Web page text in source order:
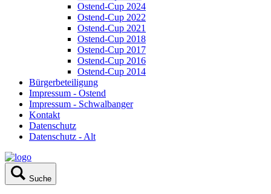
Ostend-Cup 2024
Ostend-Cup 2022
Ostend-Cup 2021
Ostend-Cup 2018
Ostend-Cup 2017
Ostend-Cup 2016
Ostend-Cup 2014
Bürgerbeteiligung
Impressum - Ostend
Impressum - Schwalbanger
Kontakt
Datenschutz
Datenschutz - Alt
Suche